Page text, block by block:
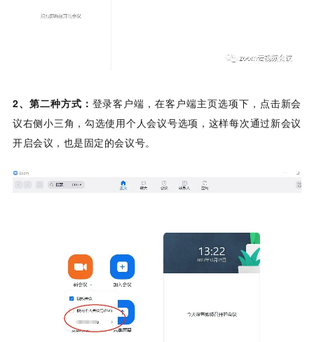
2、第二种方式： 登录客户端，在客户端主页选项下，点击新会
议右侧小三角，勾选使用个人会议号选项，这样每次通过新会议
开启会议，也是固定的会议号。